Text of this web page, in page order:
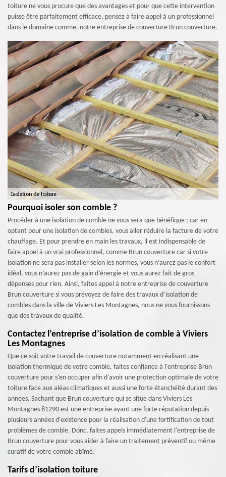
toiture ne vous procure que des avantages et pour que cette intervention
puisse être parfaitement efficace, pensez à faire appel à un professionnel
dans le domaine comme, notre entreprise de couverture Brun couverture.
Pourquoi isoler son comble ?
Procéder à une isolation de comble ne vous sera que bénéfique ; car en
optant pour une isolation de combles, vous aller réduire la facture de votre
chauffage. Et pour prendre en main les travaux, il est indispensable de
faire appel à un vrai professionnel, comme Brun couverture car si votre
isolation ne sera pas installer selon les normes, vous n’aurez pas le confort
idéal, vous n’aurez pas de gain d’énergie et vous aurez fait de gros
dépenses pour rien. Ainsi, faites appel à notre entreprise de couverture
Brun couverture si vous prévoyez de faire des travaux d’isolation de
combles dans la ville de Viviers Les Montagnes, nous ne vous fournissons
que des travaux de qualité.
Contactez l’entreprise d’isolation de comble à Viviers
Les Montagnes
Que ce soit votre travail de couverture notamment en réalisant une
isolation thermique de votre comble, faites confiance à l'entreprise Brun
couverture pour s'en occuper afin d'avoir une protection optimale de votre
toiture face aux aléas climatiques et aussi une forte étanchéité durant des
années. Sachant que Brun couverture qui se situe dans Viviers Les
Montagnes 81290 est une entreprise ayant une forte réputation depuis
plusieurs années d'existence pour la réalisation d'une fortification de tout
problèmes de comble. Donc, faites appels immédiatement l'entreprise de
Brun couverture pour vous aider à faire un traitement préventif ou même
curatif de votre comble abîmé.
Tarifs d’isolation toiture